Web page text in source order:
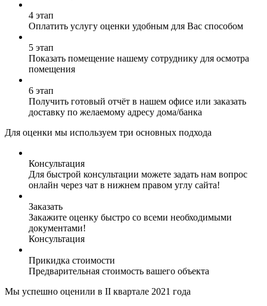
4 этап
Оплатить услугу оценки удобным для Вас способом
5 этап
Показать помещение нашему сотруднику для осмотра
помещения
6 этап
Получить готовый отчёт в нашем офисе или заказать
доставку по желаемому адресу дома/банка
Для оценки мы используем три основных подхода
Консультация
Для быстрой консультации можете задать нам вопрос
онлайн через чат в нижнем правом углу сайта!
Заказать
Закажите оценку быстро со всеми необходимыми
документами!
Консультация
Прикидка стоимости
Предварительная стоимость вашего объекта
Мы успешно оценили в II квартале 2021 года